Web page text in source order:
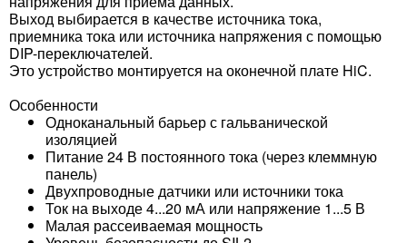
Выход выбирается в качестве источника тока,
приемника тока или источника напряжения с помощью
DIP-переключателей.
Это устройство монтируется на оконечной плате HiC.
Особенности
Одноканальный барьер с гальванической
изоляцией
Питание 24 В постоянного тока (через клеммную
панель)
Двухпроводные датчики или источники тока
Ток на выходе 4...20 мА или напряжение 1...5 В
Малая рассеиваемая мощность